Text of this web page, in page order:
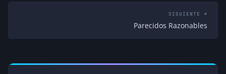
SIGUIENTE →
Parecidos Razonables